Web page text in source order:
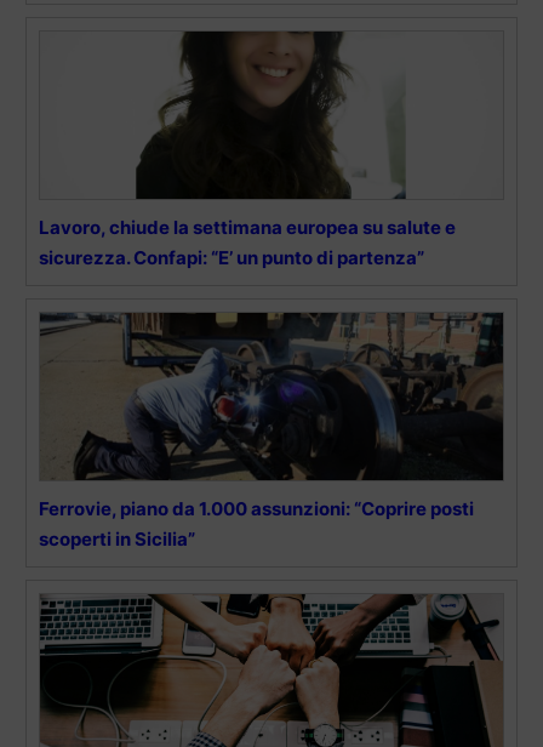
Lavoro, chiude la settimana europea su salute e
sicurezza. Confapi: “E’ un punto di partenza”
Ferrovie, piano da 1.000 assunzioni: “Coprire posti
scoperti in Sicilia”